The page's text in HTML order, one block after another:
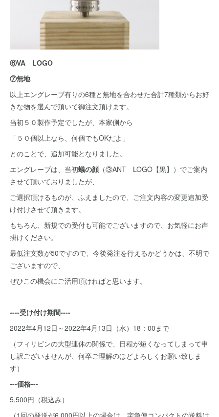
⑥VA LOGO
⑦無地
以上エングレーブ有りの6種と無地を合わせた合計7種類からお好
きな物を選んで頂いて御注文頂けます。
当初５０製作予定でしたが、本家側から
「５０個以上なら、何個でもOKだよ」
とのことで、追加可能となりました。
エングレーブは、当初蟻の顔（③ANT LOGO【黒】）でご案内
させて頂いておりましたが、
ご選択頂けるものが、ふえましたので、ご注文内容の変更追加受
け付けさせて頂きます。
もちろん、新規での受付も可能でございますので、お気軽にお声
掛けください。
最低注文数が50ですので、今後発注を行えるかどうかは、不明で
ございますので、
ぜひこの機会にご活用頂ければと思います。
----受け付け期間----
2022年4月12日～2022年4月13日（水）18：00まで
（フィリピンの大型連休の関係で、日程が短くなってしまって申
し訳ございませんが、何卒ご理解のほどよろしくお願い致しま
す）
---価格---
5,500円（税込み）
（1回の発送が6,000円以上の場合は、宅急便コンパクトの送料は